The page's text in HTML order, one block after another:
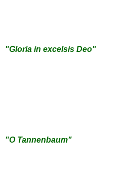
"Gloria in excelsis Deo"
"O Tannenbaum"